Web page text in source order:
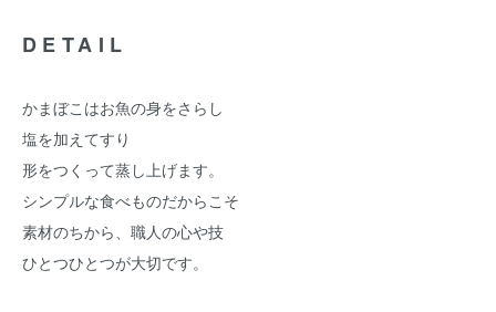
DETAIL
かまぼこはお魚の身をさらし
塩を加えてすり
形をつくって蒸し上げます。
シンプルな食べものだからこそ
素材のちから、職人の心や技
ひとつひとつが大切です。